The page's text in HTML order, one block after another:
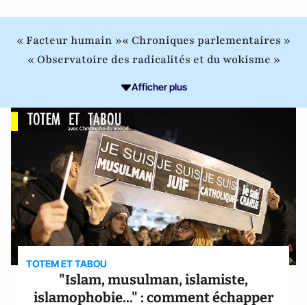
« Facteur humain »« Chroniques parlementaires »
« Observatoire des radicalités et du wokisme »
Afficher plus
TOTEM ET TABOU
"Islam, musulman, islamiste,
islamophobie…" : comment échapper